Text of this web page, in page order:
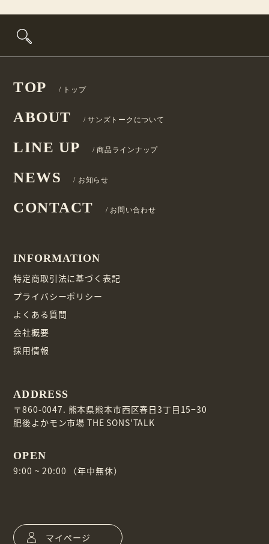
TOP / トップ
ABOUT / サンズトークについて
LINE UP / 商品ラインナップ
NEWS / お知らせ
CONTACT / お問い合わせ
INFORMATION
特定商取引法に基づく表記
プライバシーポリシー
よくある質問
会社概要
採用情報
ADDRESS
〒860-0047. 熊本県熊本市西区春日3丁目15−30
肥後よかモン市場 THE SONS’TALK
OPEN
9:00 ~ 20:00 （年中無休）
マイページ